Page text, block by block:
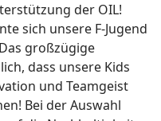
der OIL!
sich unsere F-Jugend
großzügige
dass unsere Kids
und Teamgeist
Bei der Auswahl